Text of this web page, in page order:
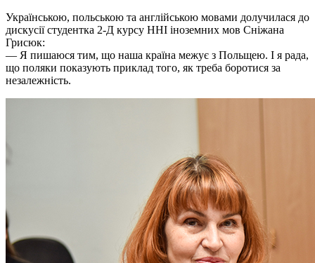
Українською, польською та англійською мовами долучилася до
дискусії студентка 2-Д курсу ННІ іноземних мов Сніжана
Грисюк:
— Я пишаюся тим, що наша країна межує з Польщею. І я рада,
що поляки показують приклад того, як треба боротися за
незалежність.